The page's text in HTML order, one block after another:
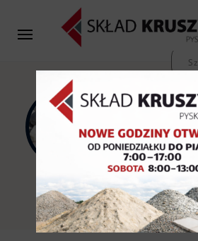
KAMIENIE
OZDOBNE
PIASKI ŻWIRY